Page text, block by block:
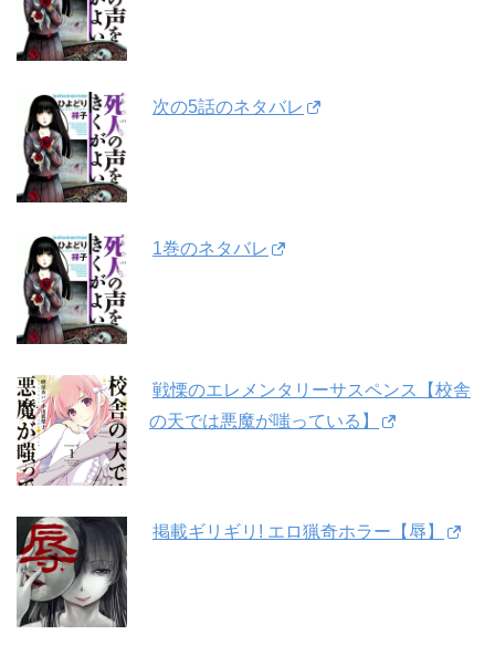
次の5話のネタバレ
1巻のネタバレ
戦慄のエレメンタリーサスペンス【校舎
の天では悪魔が嗤っている】
掲載ギリギリ! エロ猟奇ホラー【辱】